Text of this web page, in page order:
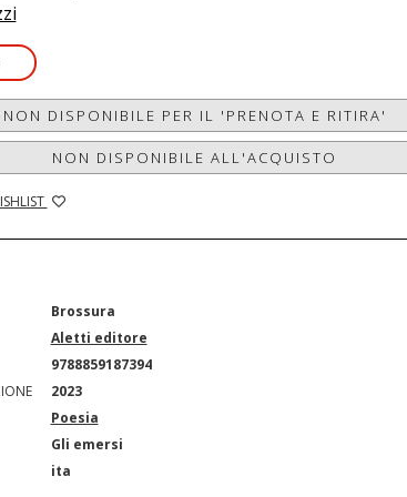
NON DISPONIBILE PER IL 'PRENOTA E RITIRA'
NON DISPONIBILE ALL'ACQUISTO
Brossura
Aletti editore
9788859187394
2023
Poesia
Gli emersi
ita